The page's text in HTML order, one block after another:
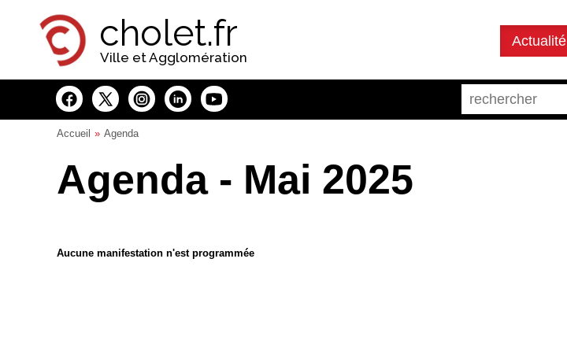
cholet.fr
Ville et Agglomération
Actualité
Accueil Agenda
Agenda - Mai 2025
Aucune manifestation n'est programmée